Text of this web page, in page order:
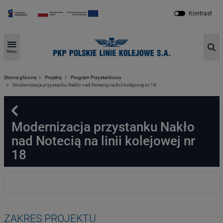
Kontrast
Menu
Strona główna Projekty
Program Przystankowy
Modernizacja przystanku Nakło nad Notecią na linii kolejowej nr 18
Powrót
Modernizacja przystanku Nakło
nad Notecią na linii kolejowej nr
18
ZAKRES PROJEKTU